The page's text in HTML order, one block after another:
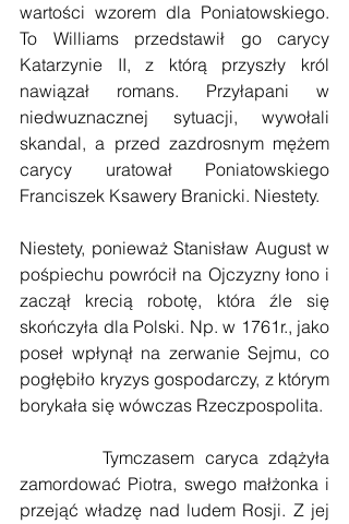
wartości wzorem dla Poniatowskiego.
To Williams przedstawił go carycy
Katarzynie II, z którą przyszły król
nawiązał romans. Przyłapani w
niedwuznacznej sytuacji, wywołali
skandal, a przed zazdrosnym mężem
carycy uratował Poniatowskiego
Franciszek Ksawery Branicki. Niestety.
Niestety, ponieważ Stanisław August w
pośpiechu powrócił na Ojczyzny łono i
zaczął krecią robotę, która źle się
skończyła dla Polski. Np. w 1761r., jako
poseł wpłynął na zerwanie Sejmu, co
pogłębiło kryzys gospodarczy, z którym
borykała się wówczas Rzeczpospolita.
zamordować Piotra, swego małżonka i
przejąć władzę nad ludem Rosji. Z jej